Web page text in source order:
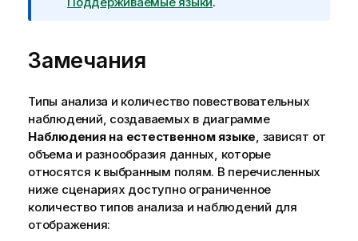
е
к
н
ф
о
р
м
а
ц
и
Замечания
Типы анализа и количество повествовательных
наблюдений, создаваемых в диаграмме
Наблюдения на естественном языке , зависят от
объема и разнообразия данных, которые
относятся к выбранным полям. В перечисленных
ниже сценариях доступно ограниченное
количество типов анализа и наблюдений для
отображения: